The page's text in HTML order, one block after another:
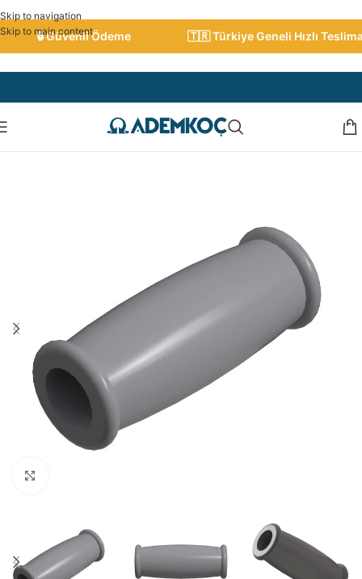
Skip to navigation
Skip to main content
🔒 Güvenli Ödeme 🇹🇷 Türkiye Geneli Hızlı Teslimat